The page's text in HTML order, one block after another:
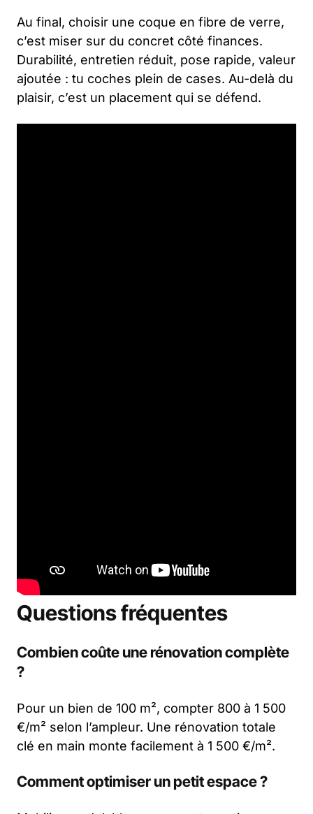
Au final, choisir une coque en fibre de verre,
c’est miser sur du concret côté finances.
Durabilité, entretien réduit, pose rapide, valeur
ajoutée : tu coches plein de cases. Au-delà du
plaisir, c’est un placement qui se défend.
Questions fréquentes
Combien coûte une rénovation complète
?
Pour un bien de 100 m², compter 800 à 1 500
€/m² selon l’ampleur. Une rénovation totale
clé en main monte facilement à 1 500 €/m².
Comment optimiser un petit espace ?